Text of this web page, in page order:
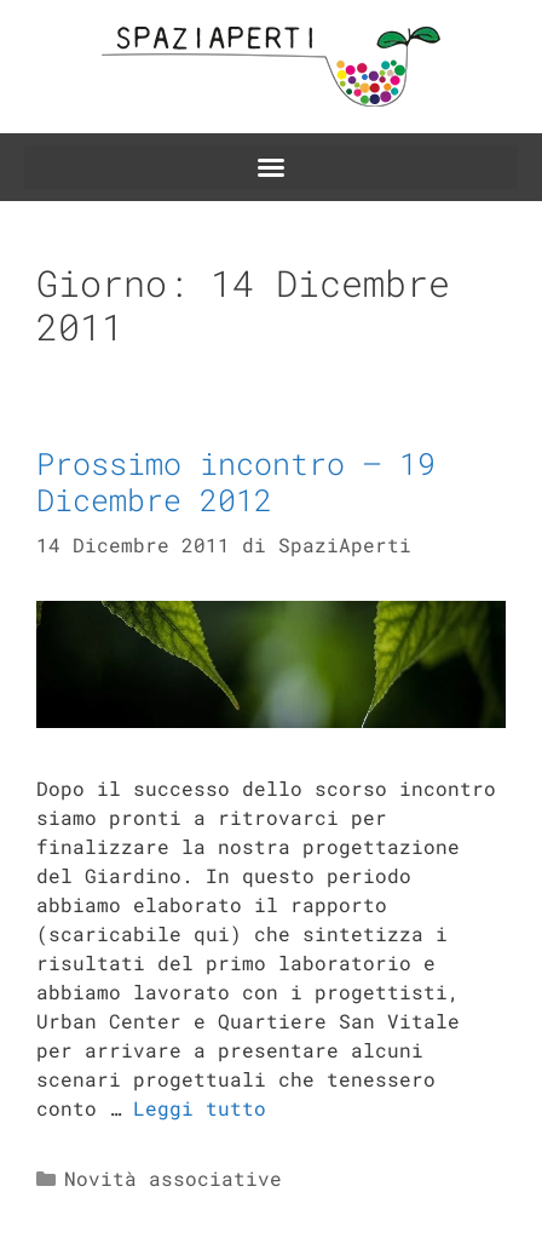
Giorno: 14 Dicembre
2011
Prossimo incontro – 19
Dicembre 2012
14 Dicembre 2011 di SpaziAperti
Dopo il successo dello scorso incontro
siamo pronti a ritrovarci per
finalizzare la nostra progettazione
del Giardino. In questo periodo
abbiamo elaborato il rapporto
(scaricabile qui) che sintetizza i
risultati del primo laboratorio e
abbiamo lavorato con i progettisti,
Urban Center e Quartiere San Vitale
per arrivare a presentare alcuni
scenari progettuali che tenessero
conto … Leggi tutto
Novità associative